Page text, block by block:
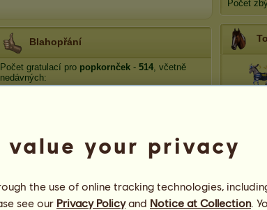
Blahopřání
Počet gratulací pro popkornček - 514, včetně
nedávných:
destiny
před 48 dní
Počet
Past
value your privacy
the use of online tracking technologies,
see our Privacy Policyand Notice at Collection.